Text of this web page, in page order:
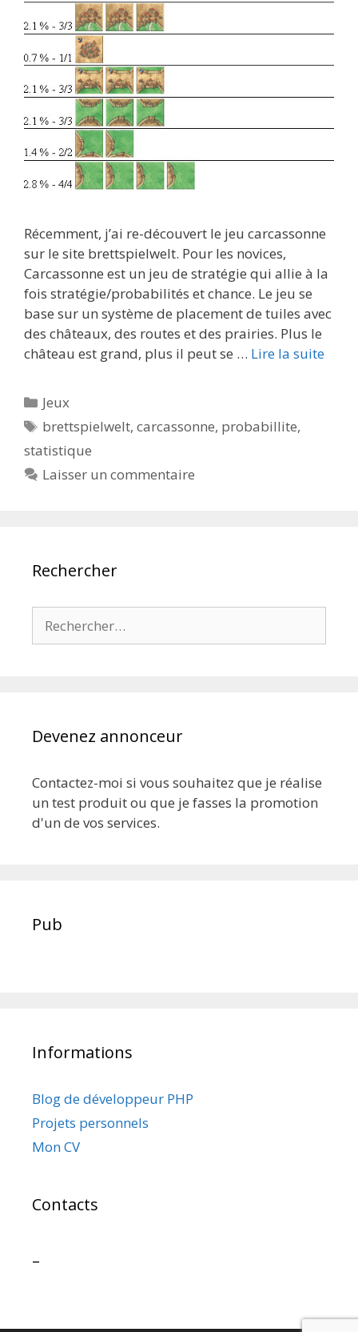
Récemment, j’ai re-découvert le jeu carcassonne
sur le site brettspielwelt. Pour les novices,
Carcassonne est un jeu de stratégie qui allie à la
fois stratégie/probabilités et chance. Le jeu se
base sur un système de placement de tuiles avec
des châteaux, des routes et des prairies. Plus le
château est grand, plus il peut se … Lire la suite
Catégories
Jeux
Étiquettes
brettspielwelt,carcassonne, probabillite,
statistique
Laisser un commentaire
Rechercher
Devenez annonceur
Contactez-moi si vous souhaitez que je réalise
un test produit ou que je fasses la promotion
d'un de vos services.
Pub
Informations
Blog de développeur PHP
Projets personnels
Mon CV
Contacts
–